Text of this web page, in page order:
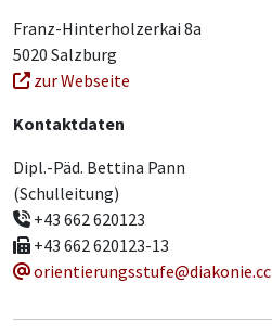
Franz-Hinterholzerkai 8a
5020 Salzburg
zur Webseite
Kontaktdaten
Dipl.-Päd. Bettina Pann
(Schulleitung)
+43 662 620123
+43 662 620123-13
orientierungsstufe@diakonie.cc